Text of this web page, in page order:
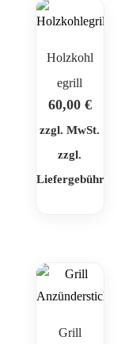
Holzkohl
egrill
60,00 €
zzgl. MwSt.
zzgl.
Liefergebühr
Grill